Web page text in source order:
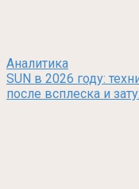
Аналитика
SUN в 2026 году:
после всплеска и